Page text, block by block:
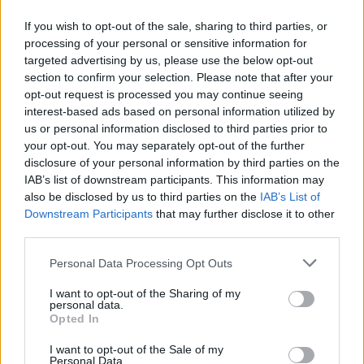
If you wish to opt-out of the sale, sharing to third parties, or
processing of your personal or sensitive information for
targeted advertising by us, please use the below opt-out
section to confirm your selection. Please note that after your
opt-out request is processed you may continue seeing
interest-based ads based on personal information utilized by
us or personal information disclosed to third parties prior to
your opt-out. You may separately opt-out of the further
disclosure of your personal information by third parties on the
IAB’s list of downstream participants. This information may
also be disclosed by us to third parties on the IAB’s List of
Downstream Participants that may further disclose it to other
Personal Data Processing Opt Outs
I want to opt-out of the Sharing of my
personal data.
Opted In
I want to opt-out of the Sale of my
Personal Data.
Cómo ir desde Francisco Morazan a Córdoba